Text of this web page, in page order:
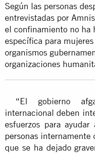
Según las personas
entrevistadas por
el confinamiento no ha
específica para
organismos
organizaciones
“El gobierno
internacional deben
esfuerzos para ayudar
personas internamente
que se ha dejado